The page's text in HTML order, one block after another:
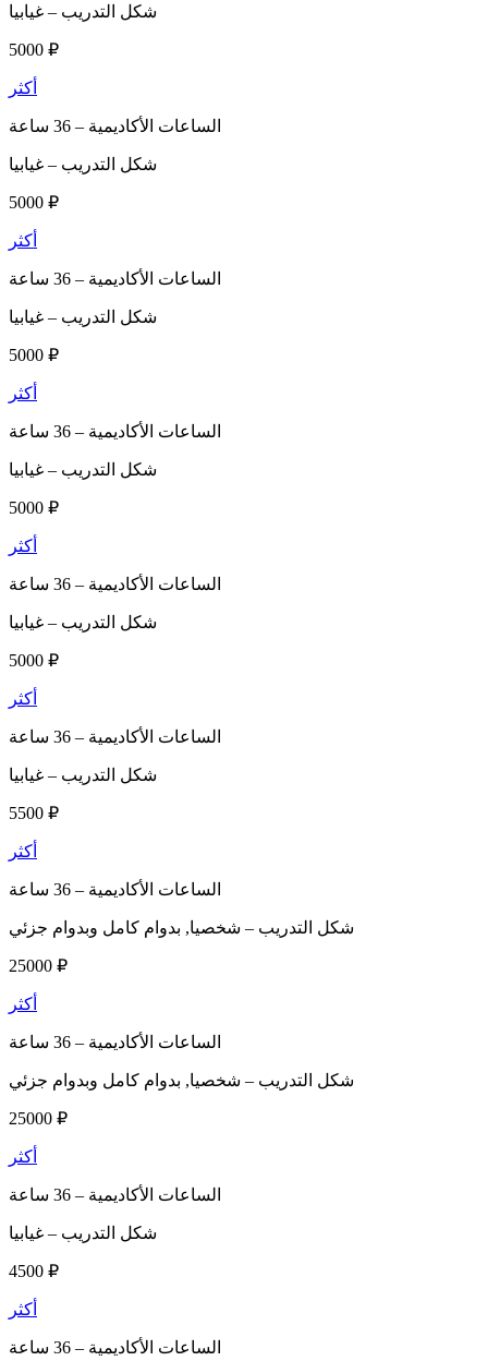
شكل التدريب – غيابيا
5000 ₽
أكثر
الساعات الأكاديمية –
شكل التدريب – غيابيا
5000 ₽
أكثر
الساعات الأكاديمية –
شكل التدريب – غيابيا
5000 ₽
أكثر
الساعات الأكاديمية –
شكل التدريب – غيابيا
5000 ₽
أكثر
الساعات الأكاديمية –
شكل التدريب – غيابيا
5000 ₽
أكثر
الساعات الأكاديمية –
شكل التدريب – غيابيا
5500 ₽
أكثر
الساعات الأكاديمية –
شكل التدريب – شخصيا, بدوام كامل وبدوام جزئي
25000 ₽
أكثر
الساعات الأكاديمية –
شكل التدريب – شخصيا, بدوام كامل وبدوام جزئي
25000 ₽
أكثر
الساعات الأكاديمية –
شكل التدريب – غيابيا
4500 ₽
أكثر
الساعات الأكاديمية –